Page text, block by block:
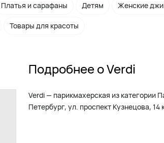
Платья и сарафаны Детям Женские
Товары для красоты
Подробнее о Verdi
Verdi — парикмахерская из категории
Петербург, ул. проспект Кузнецова, 14